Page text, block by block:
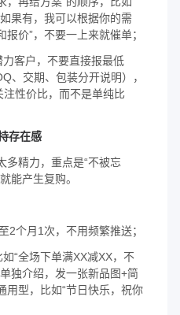
果有，我可以根据你的需
价”，不要一上来就催单；
客户，不要直接报最低
、交期、包装分开说明），
注性价比，而不是单纯比
存在感
多精力，重点是“不被忘
能产生复购。
2个月1次，不用频繁推送；
“全场下单满XX减XX，不
独介绍，发一张新品图+简
用型，比如“节日快乐，祝你